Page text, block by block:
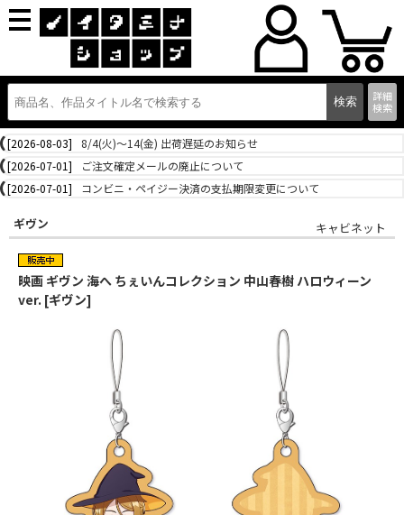
詳細
検索
[2026-08-03]
8/4(火)～14(金) 出荷遅延のお知らせ
[2026-07-01]
ご注文確定メールの廃止について
[2026-07-01]
コンビニ・ペイジー決済の支払期限変更について
ギヴン キャビネット
映画 ギヴン 海へ ちぇいんコレクション 中山春樹 ハロウィーン
ver. [ギヴン]